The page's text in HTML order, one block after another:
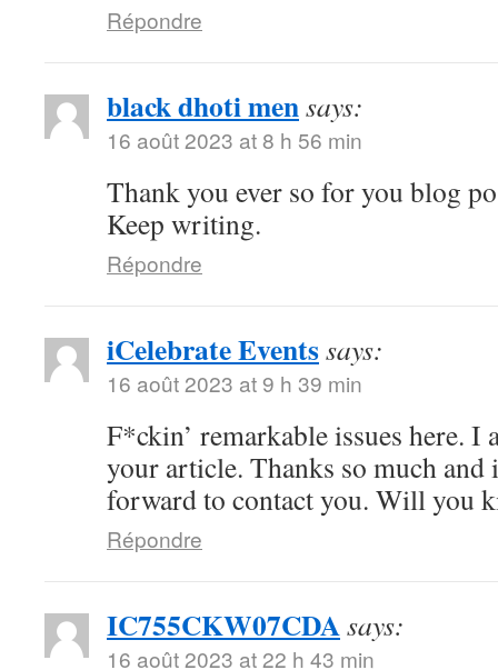
Répondre
black dhoti mensays:
16 août 2023 at 8 h 56 min
Thank you ever so for you blog
Keep writing.
Répondre
iCelebrate Eventssays:
16 août 2023 at 9 h 39 min
F*ckin’ remarkable issues here. I
your article. Thanks so much and
forward to contact you. Will you
Répondre
IC755CKW07CDAsays:
16 août 2023 at 22 h 43 min